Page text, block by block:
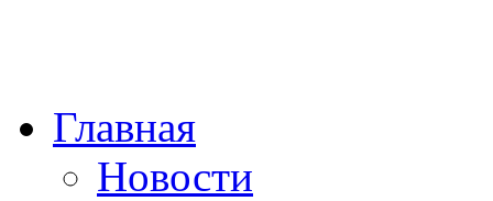
Главная
Новости